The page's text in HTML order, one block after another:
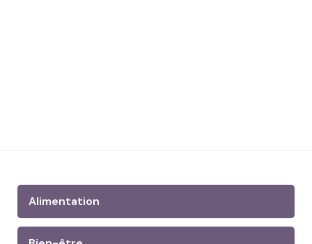
Alimentation